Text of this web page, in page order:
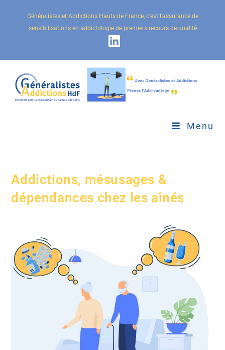
Généralistes et Addictions Hauts de France, c’est l’assurance de
sensibilisations en addictologie de premiers recours de qualité
Menu
Addictions, mésusages &
dépendances chez les aînés